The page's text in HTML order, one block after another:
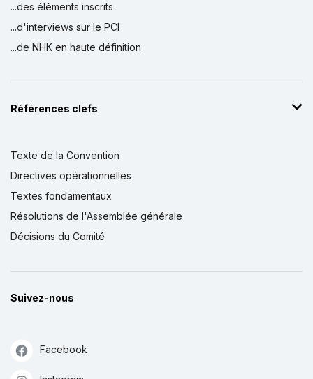
...des éléments inscrits
...d'interviews sur le PCI
...de NHK en haute définition
Références clefs
Texte de la Convention
Directives opérationnelles
Textes fondamentaux
Résolutions de l'Assemblée générale
Décisions du Comité
Suivez-nous
Facebook